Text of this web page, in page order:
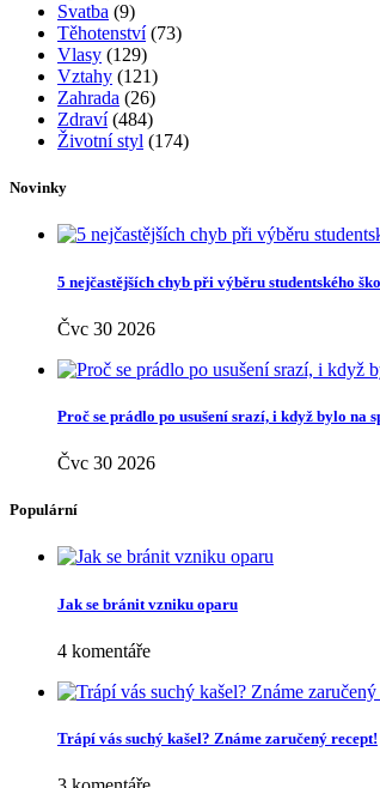
Svatba (9)
Těhotenství(73)
Vlasy (129)
Vztahy (121)
Zahrada (26)
Zdraví(484)
Životní styl (174)
Novinky
5 nejčastějších chyb při výběru studentského
Čvc 30 2026
Proč se prádlo po usušení srazí, i když bylo na
Čvc 30 2026
Populární
Jak se bránit vzniku oparu
4 komentáře
Trápí vás suchý kašel? Známe zaručený recept!